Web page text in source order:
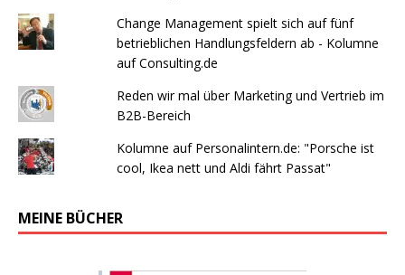
Change Management spielt sich auf fünf
betrieblichen Handlungsfeldern ab - Kolumne
auf Consulting.de
Reden wir mal über Marketing und Vertrieb im
B2B-Bereich
Kolumne auf Personalintern.de: "Porsche ist
cool, Ikea nett und Aldi fährt Passat"
MEINE BÜCHER